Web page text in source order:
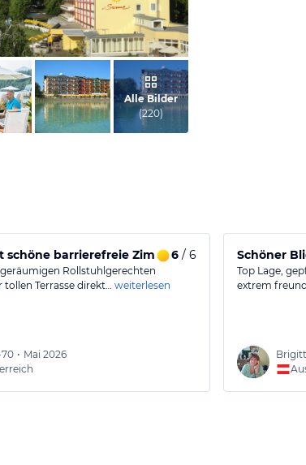
Mai 2015
Alle Bilder
(220)
schöne barrierefreie Zimmer mit tollem Blick
6/ 6
Rollstuhlgerechten
Terrasse direkt… weiterlesen
• Mai 2026
Schöner
Top Lage,
extrem